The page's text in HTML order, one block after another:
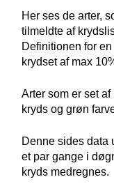
Her ses de arter,
tilmeldte af
Definitionen for
krydset af max
Arter som er set
kryds og grøn
Denne sides data
et par gange i
kryds medregnes.